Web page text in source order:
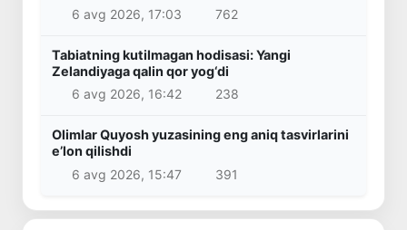
6 avg 2026, 17:03
762
Tabiatning kutilmagan hodisasi: Yangi
Zelandiyaga qalin qor yog‘di
6 avg 2026, 16:42
238
Olimlar Quyosh yuzasining eng aniq tasvirlarini
e’lon qilishdi
6 avg 2026, 15:47
391